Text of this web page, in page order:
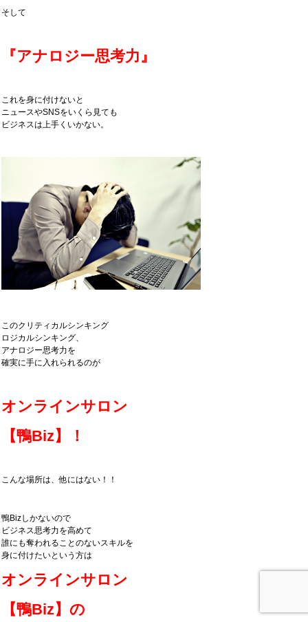
そして
『アナロジー思考力』
これを身に付けないと
ニュースやSNSをいくら見ても
ビジネスは上手くいかない。
このクリティカルシンキング
ロジカルシンキング、
アナロジー思考力を
確実に手に入れられるのが
オンラインサロン
【鴨Biz】！
こんな場所は、他にはない！！
鴨Bizしかないので
ビジネス思考力を高めて
誰にも奪われることのないスキルを
身に付けたいという方は
オンラインサロン
【鴨Biz】の